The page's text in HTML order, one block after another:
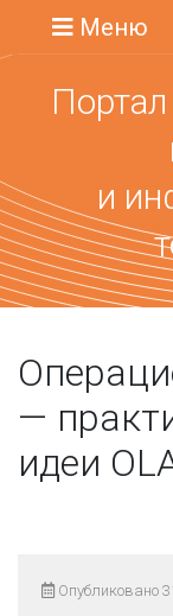
Меню
и
—
идеи
Опубликовано